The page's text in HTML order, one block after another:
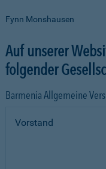
Fynn Monshausen
Auf unserer
folgender
Barmenia Allgemeine
Vorstand